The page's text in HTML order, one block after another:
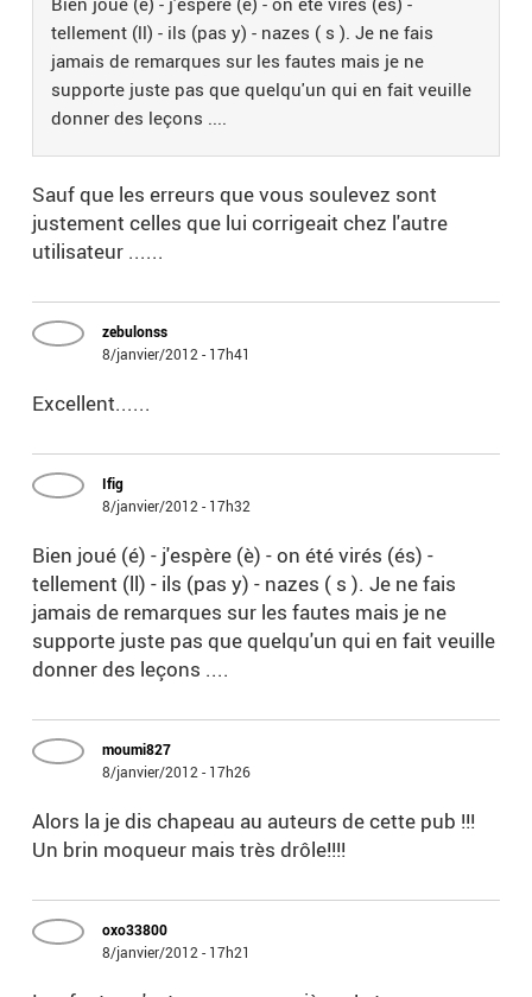
tellement (ll) - ils (pas y) - nazes ( s ). Je ne fais
jamais de remarques sur les fautes mais je ne
supporte juste pas que quelqu'un qui en fait veuille
donner des leçons ....
Sauf que les erreurs que vous soulevez sont
justement celles que lui corrigeait chez l'autre
utilisateur ......
zebulonss
8/janvier/2012 - 17h41
Excellent......
Ifig
8/janvier/2012 - 17h32
Bien joué (é) - j'espère (è) - on été virés (és) -
tellement (ll) - ils (pas y) - nazes ( s ). Je ne fais
jamais de remarques sur les fautes mais je ne
supporte juste pas que quelqu'un qui en fait veuille
donner des leçons ....
moumi827
8/janvier/2012 - 17h26
Alors la je dis chapeau au auteurs de cette pub !!!
Un brin moqueur mais très drôle!!!!
oxo33800
8/janvier/2012 - 17h21